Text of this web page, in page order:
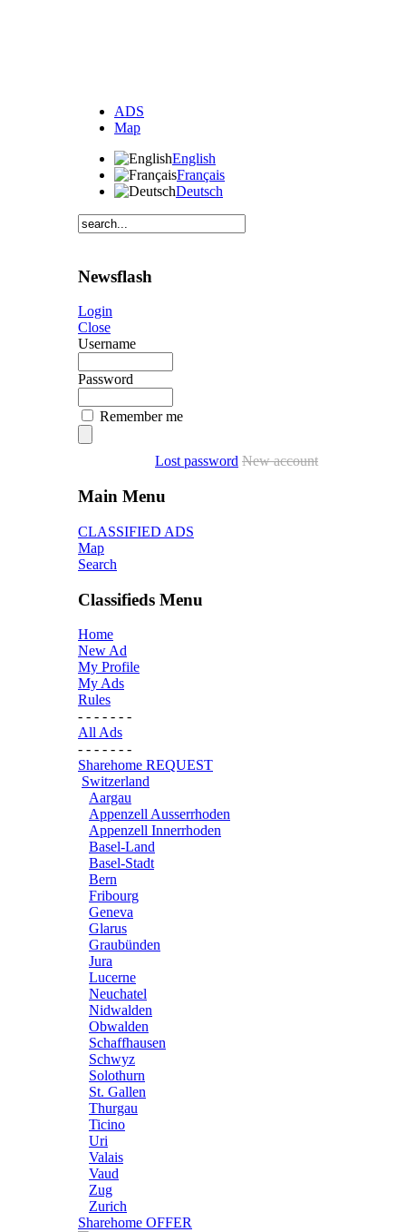
ADS
Map
English
Français
Deutsch
Newsflash
Login
Close
Username
Password
Remember me
Lost password New account
Main Menu
CLASSIFIED ADS
Map
Search
Classifieds Menu
Home
New Ad
My Profile
My Ads
Rules
- - - - - - -
All Ads
- - - - - - -
Sharehome REQUEST
Switzerland
Aargau
Appenzell Ausserrhoden
Appenzell Innerrhoden
Basel-Land
Basel-Stadt
Bern
Fribourg
Geneva
Glarus
Graubünden
Jura
Lucerne
Neuchatel
Nidwalden
Obwalden
Schaffhausen
Schwyz
Solothurn
St. Gallen
Thurgau
Ticino
Uri
Valais
Vaud
Zug
Zurich
Sharehome OFFER